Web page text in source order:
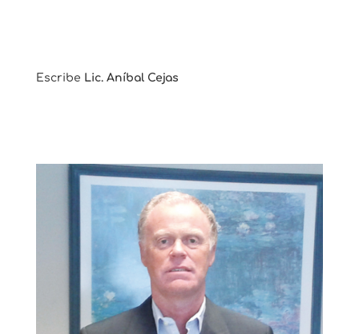
Escribe Lic. Aníbal Cejas